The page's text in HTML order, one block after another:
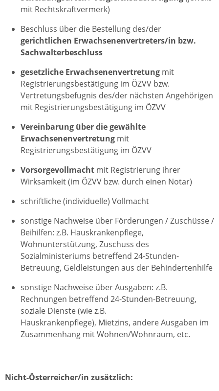
mit Rechtskraftvermerk)
Beschluss über die Bestellung des/der
gerichtlichen Erwachsenenvertreters/in bzw.
Sachwalterbeschluss
gesetzliche Erwachsenenvertretung mit
Registrierungsbestätigung im ÖZVV bzw.
Vertretungsbefugnis des/der nächsten Angehörigen
mit Registrierungsbestätigung im ÖZVV
Vereinbarung über die gewählte
Erwachsenenvertretung mit
Registrierungsbestätigung im ÖZVV
Vorsorgevollmacht mit Registrierung ihrer
Wirksamkeit (im ÖZVV bzw. durch einen Notar)
schriftliche (individuelle) Vollmacht
sonstige Nachweise über Förderungen / Zuschüsse /
Beihilfen: z.B. Hauskrankenpflege,
Wohnunterstützung, Zuschuss des
Sozialministeriums betreffend 24-Stunden-
Betreuung, Geldleistungen aus der Behindertenhilfe
sonstige Nachweise über Ausgaben: z.B.
Rechnungen betreffend 24-Stunden-Betreuung,
soziale Dienste (wie z.B.
Hauskrankenpflege), Mietzins, andere Ausgaben im
Zusammenhang mit Wohnen/Wohnraum, etc.
Nicht-Österreicher/in zusätzlich: